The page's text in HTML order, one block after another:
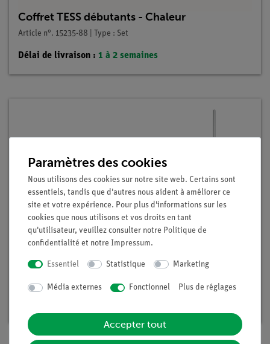
Coffret TESS débutants - Chaleur
Article n°. 15235-88 | Type : Set
Délai de livraison : 1 à 2 semaines
Coffret TESS débutants - Chaleur
Paramètres des cookies
Nous utilisons des cookies sur notre site web. Certains sont
essentiels, tandis que d'autres nous aident à améliorer ce
site et votre expérience. Pour plus d'informations sur les
cookies que nous utilisons et vos droits en tant
qu'utilisateur, veuillez consulter notre Politique de
confidentialité et notre Impressum.
Essentiel Statistique Marketing
Média externes Fonctionnel Plus de réglages
Accepter tout